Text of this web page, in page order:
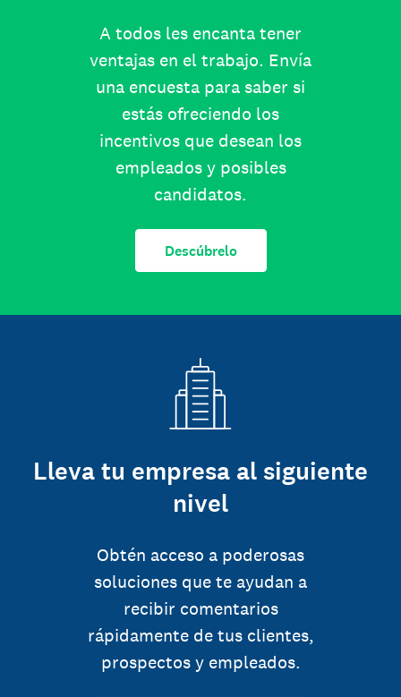
A todos les encanta tener
ventajas en el trabajo. Envía
una encuesta para saber si
estás ofreciendo los
incentivos que desean los
empleados y posibles
candidatos.
Descúbrelo
Lleva tu empresa al siguiente
nivel
Obtén acceso a poderosas
soluciones que te ayudan a
recibir comentarios
rápidamente de tus clientes,
prospectos y empleados.